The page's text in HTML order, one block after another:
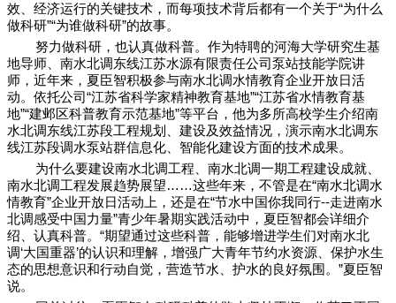
效、经济运行的关键技术，而每项技术背后都有一个关于“为什么
做科研”“为谁做科研”的故事。
努力做科研，也认真做科普。作为特聘的河海大学研究生基
地导师、南水北调东线江苏水源有限责任公司泵站技能学院讲
师，近年来，夏臣智积极参与南水北调水情教育企业开放日活
动。依托公司“江苏省科学家精神教育基地”“江苏省水情教育基
地”“建邺区科普教育示范基地”等平台，他为多所高校学生介绍南
水北调东线江苏段工程规划、建设及效益情况，演示南水北调东
线江苏段调水泵站群信息化、智能化建设方面的技术成果。
为什么要建设南水北调工程、南水北调一期工程建设成就、
南水北调工程发展趋势展望……这些年来，不管是在“南水北调水
情教育”企业开放日活动上，还是在“节水中国你我同行--走进南水
北调感受中国力量”青少年暑期实践活动中，夏臣智都会详细介
绍、认真科普。“期望通过这些科普，能够增进学生们对南水北
调‘大国重器’的认识和理解，增强广大青年节约水资源、保护水生
态的思想意识和行动自觉，营造节水、护水的良好氛围。”夏臣智
说。